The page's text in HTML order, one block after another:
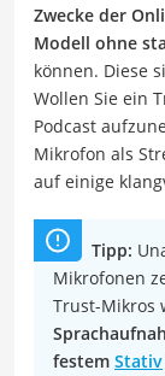
Zwecke der
Modell ohne
können. Diese
Wollen Sie ein
Podcast
Mikrofon als
auf einige
Tipp:
Mikrofonen
Trust-Mikros
festem Stativ